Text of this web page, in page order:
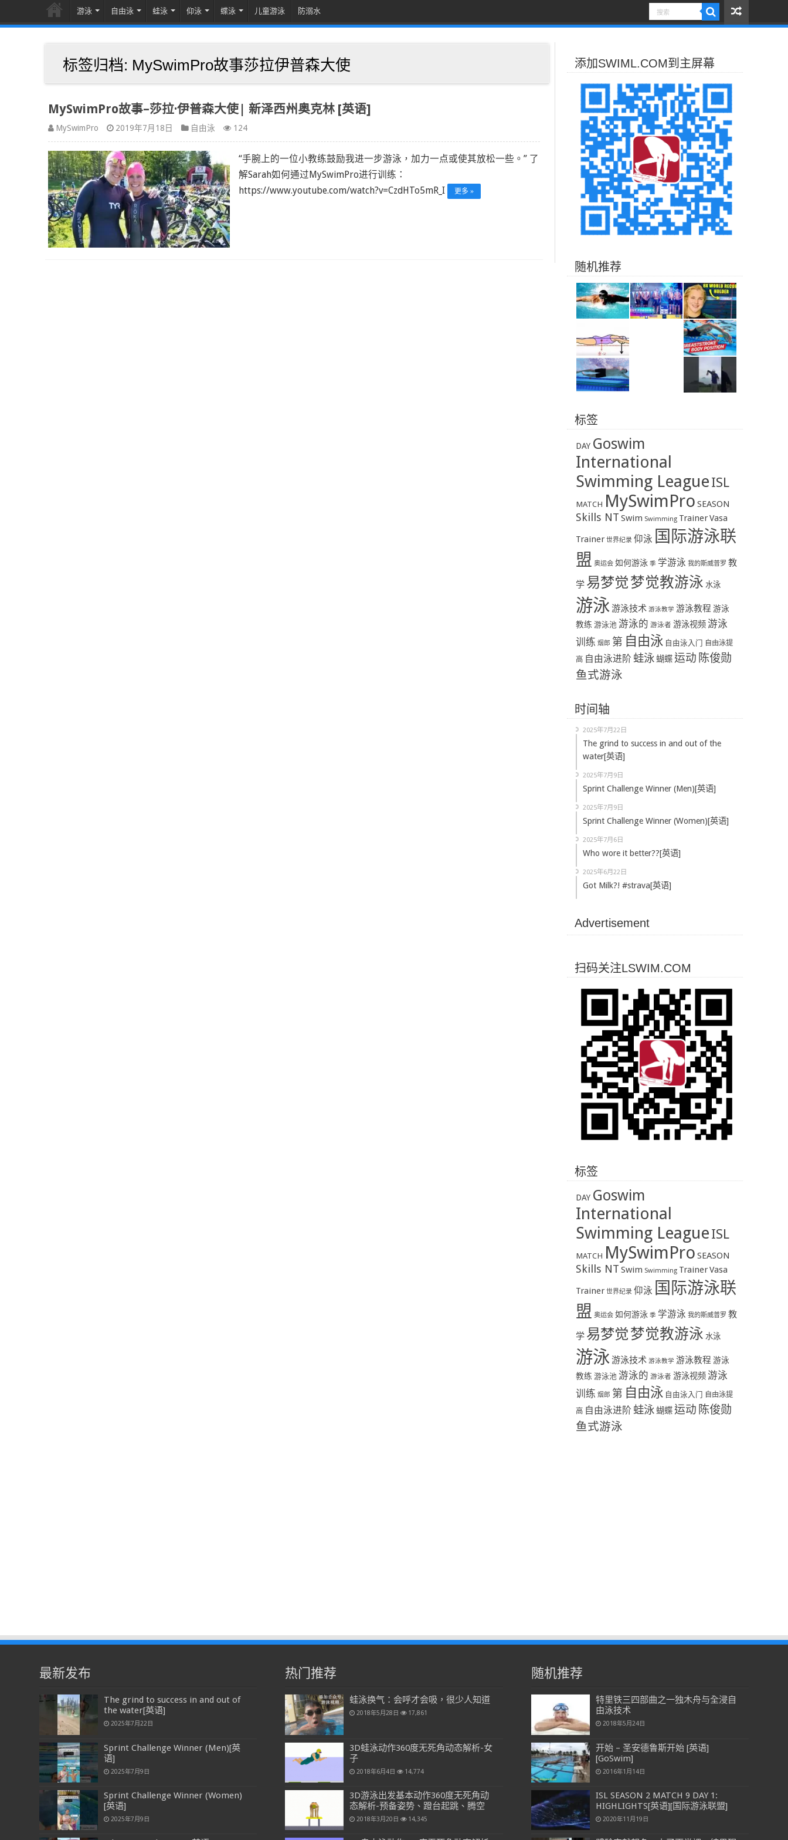
游泳 自由泳 蛙泳 仰泳 蝶泳 儿童游泳 防溺水
标签归档: MySwimPro故事莎拉伊普森大使
MySwimPro故事–莎拉·伊普森大使| 新泽西州奥克林 [英语]
MySwimPro 2019年7月18日 自由泳 124
“手腕上的一位小教练鼓励我进一步游泳，加力一点或使其放松一些。” 了
解Sarah如何通过MySwimPro进行训练：
https://www.youtube.com/watch?v=CzdHTo5mR_I
更多 »
添加SWIML.COM到主屏幕
随机推荐
标签
DAY Goswim
International
Swimming LeagueISL
MATCH MySwimPro SEASON
Skills NT Swim Swimming TrainerVasa
Trainer 世界纪录 仰泳 国际游泳联
盟 奥运会 如何游泳 季 学游泳 我的斯威普罗 教
学 易梦觉梦觉教游泳 水泳
游泳游泳技术 游泳教学 游泳教程 游泳
教练 游泳池 游泳的 游泳者 游泳视频 游泳
训练 烟郎 第 自由泳 自由泳入门 自由泳提
高 自由泳进阶 蛙泳蝴蝶运动 陈俊勋
鱼式游泳
时间轴
2025年7月22日
The grind to success in and out of the
water[英语]
2025年7月9日
Sprint Challenge Winner (Men)[英语]
2025年7月9日
Sprint Challenge Winner (Women)[英语]
2025年7月6日
Who wore it better??[英语]
2025年6月22日
Got Milk?! #strava[英语]
Advertisement
扫码关注LSWIM.COM
标签
DAY Goswim
International
Swimming LeagueISL
MATCH MySwimPro SEASON
Skills NT Swim Swimming TrainerVasa
Trainer 世界纪录 仰泳 国际游泳联
盟 奥运会 如何游泳 季 学游泳 我的斯威普罗 教
学 易梦觉梦觉教游泳 水泳
游泳游泳技术 游泳教学 游泳教程 游泳
教练 游泳池 游泳的 游泳者 游泳视频 游泳
训练 烟郎 第 自由泳 自由泳入门 自由泳提
高 自由泳进阶 蛙泳蝴蝶运动 陈俊勋
鱼式游泳
最新发布
The grind to success in and out of
the water[英语]
2025年7月22日
Sprint Challenge Winner (Men)[英
语]
2025年7月9日
Sprint Challenge Winner (Women)
[英语]
2025年7月9日
热门推荐
蛙泳换气：会呼才会吸，很少人知道
2018年5月28日 17,861
3D蛙泳动作360度无死角动态解析-女
子
2018年6月4日 14,774
3D游泳出发基本动作360度无死角动
态解析-预备姿势、蹬台起跳、腾空
2018年3月20日 14,345
随机推荐
特里铁三四部曲之一独木舟与全浸自
由泳技术
2018年5月24日
开始 – 圣安德鲁斯开始 [英语]
[GoSwim]
2016年1月14日
ISL SEASON 2 MATCH 9 DAY 1:
HIGHLIGHTS[英语][国际游泳联盟]
2020年11月19日